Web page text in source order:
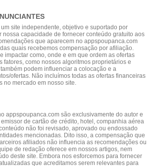
site independente, objetivo e suportado por
capacidade de fornecer conteúdo gratuito aos
que aparecem no appspoupanca.com
quais recebemos compensação por afiliação.
impactar como, onde e em que ordem as ofertas
fatores, como nossos algoritmos proprietários e
podem influenciar a colocação e a
ofertas. Não incluímos todas as ofertas financeiras
no mercado em nosso site.
appspoupanca.com são exclusivamente do autor e
de cartão de crédito, hotel, companhia aérea
não foi revisado, aprovado ou endossado
mencionadas. Dito isso, a compensação que
afiliados não influencia as recomendações ou
de redação oferece em nossos artigos, nem
deste site. Embora nos esforcemos para fornecer
que acreditamos serem relevantes para